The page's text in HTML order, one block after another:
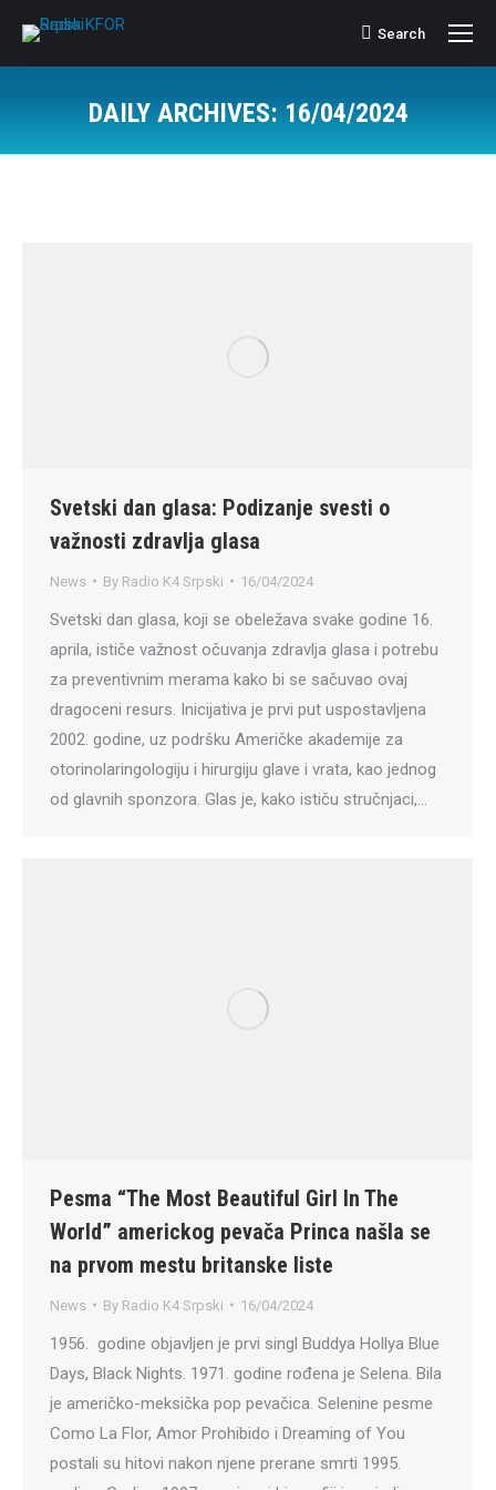
Search:
Search
DAILY ARCHIVES: 16/04/2024
Svetski dan glasa: Podizanje svesti o
važnosti zdravlja glasa
News By Radio K4 Srpski 16/04/2024
Svetski dan glasa, koji se obeležava svake godine 16.
aprila, ističe važnost očuvanja zdravlja glasa i potrebu
za preventivnim merama kako bi se sačuvao ovaj
dragoceni resurs. Inicijativa je prvi put uspostavljena
2002. godine, uz podršku Američke akademije za
otorinolaringologiju i hirurgiju glave i vrata, kao jednog
od glavnih sponzora. Glas je, kako ističu stručnjaci,…
Pesma “The Most Beautiful Girl In The
World” americkog pevača Princa našla se
na prvom mestu britanske liste
News By Radio K4 Srpski 16/04/2024
1956. godine objavljen je prvi singl Buddya Hollya Blue
Days, Black Nights. 1971. godine rođena je Selena. Bila
je američko-meksička pop pevačica. Selenine pesme
Como La Flor, Amor Prohibido i Dreaming of You
postali su hitovi nakon njene prerane smrti 1995.